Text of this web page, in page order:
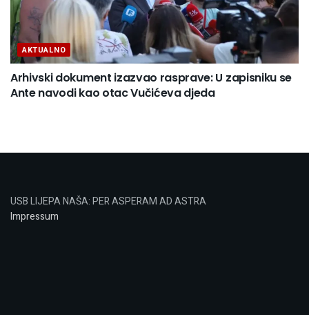
AKTUALNO
Arhivski dokument izazvao rasprave: U zapisniku se
Ante navodi kao otac Vučićeva djeda
USB LIJEPA NAŠA: PER ASPERAM AD ASTRA
Impressum